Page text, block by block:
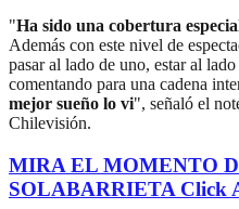
"Ha sido una cobertura
Además con este nivel de
pasar al lado de uno, estar al lado
comentando para una cadena
mejor sueño lo vi", señaló el
Chilevisión.
MIRA EL MOMENTO
SOLABARRIETA Click